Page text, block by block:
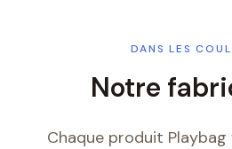
DANS LES
Notre
Chaque produit